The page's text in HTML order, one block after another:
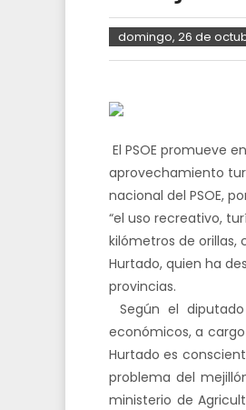
domingo, 26 de
El PSOE promueve
aprovechamiento
nacional del PSOE,
“el uso recreativo,
kilómetros de orillas,
Hurtado, quien ha
provincias.
Según el
económicos, a
Hurtado es
problema del
ministerio de